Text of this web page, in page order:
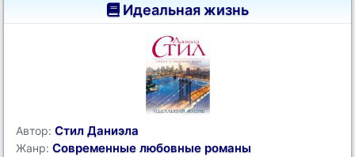
Идеальная жизнь
Автор: Стил Даниэла
Жанр: Современные любовные романы